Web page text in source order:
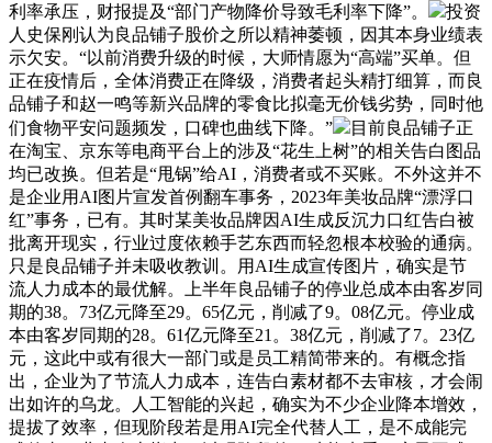
利率承压，财报提及“部门产物降价导致毛利率下降”。
投资
人史保刚认为良品铺子股价之所以精神萎顿，因其本身业绩表
示欠安。“以前消费升级的时候，大师情愿为“高端”买单。但
正在疫情后，全体消费正在降级，消费者起头精打细算，而良
品铺子和赵一鸣等新兴品牌的零食比拟毫无价钱劣势，同时他
们食物平安问题频发，口碑也曲线下降。”
目前良品铺子正
在淘宝、京东等电商平台上的涉及“花生上树”的相关告白图品
均已改换。但若是“甩锅”给AI，消费者或不买账。不外这并不
是企业用AI图片宣发首例翻车事务，2023年美妆品牌“漂浮口
红”事务，已有。其时某美妆品牌因AI生成反沉力口红告白被
批离开现实，行业过度依赖手艺东西而轻忽根本校验的通病。
只是良品铺子并未吸收教训。用AI生成宣传图片，确实是节
流人力成本的最优解。上半年良品铺子的停业总成本由客岁同
期的38。73亿元降至29。65亿元，削减了9。08亿元。停业成
本由客岁同期的28。61亿元降至21。38亿元，削减了7。23亿
元，这此中或有很大一部门或是员工精简带来的。有概念指
出，企业为了节流人力成本，连告白素材都不去审核，才会闹
出如许的乌龙。人工智能的兴起，确实为不少企业降本增效，
提拔了效率，但现阶段若是用AI完全代替人工，是不成能完